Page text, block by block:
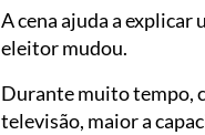
A cena ajuda a
eleitor mudou.
Durante muito tempo,
televisão, maior a